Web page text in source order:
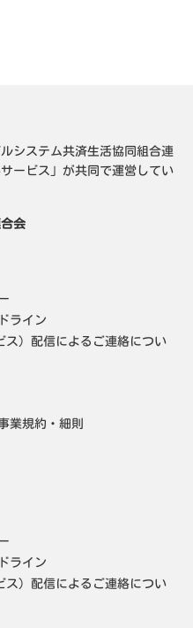
システム共済生活協同組合連
ービス」が共同で運営してい
会
ライン
ス）配信によるご連絡につい
業規約・細則
ライン
ス）配信によるご連絡につい